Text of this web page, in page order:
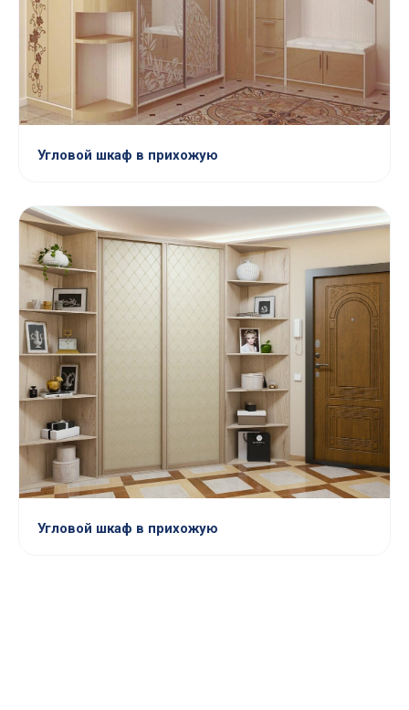
Угловой шкаф в прихожую
Угловой шкаф в прихожую